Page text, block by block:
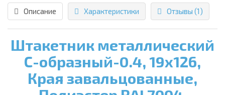
Описание Характеристики Отзывы (1)
Штакетник металлический
С-образный-0.4, 19х126,
Края завальцованные,